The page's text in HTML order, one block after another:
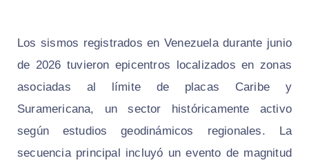
Los sismos registrados en Venezuela durante junio
de 2026 tuvieron epicentros localizados en zonas
asociadas al límite de placas Caribe y
Suramericana, un sector históricamente activo
según estudios geodinámicos regionales. La
secuencia principal incluyó un evento de magnitud